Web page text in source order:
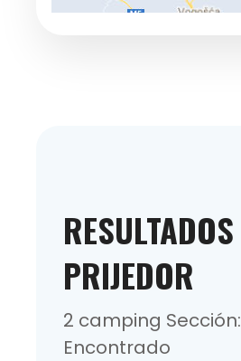
RESULTADOS
PRIJEDOR
2 camping Sección:
Encontrado